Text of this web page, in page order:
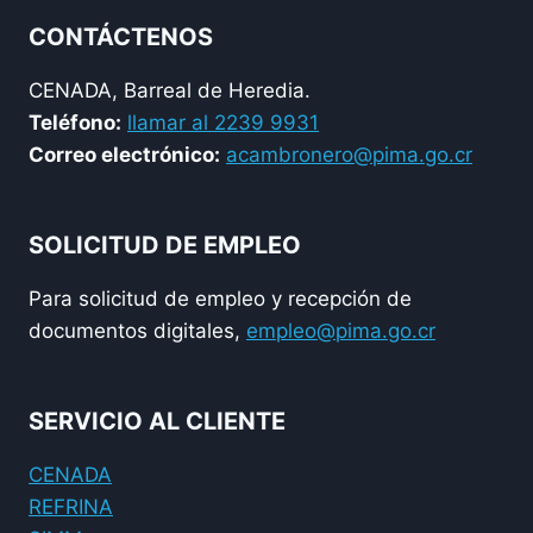
CONTÁCTENOS
CENADA, Barreal de Heredia.
Teléfono: llamar al 2239 9931
Correo electrónico: acambronero@pima.go.cr
SOLICITUD DE EMPLEO
Para solicitud de empleo y recepción de
documentos digitales, empleo@pima.go.cr
SERVICIO AL CLIENTE
CENADA
REFRINA